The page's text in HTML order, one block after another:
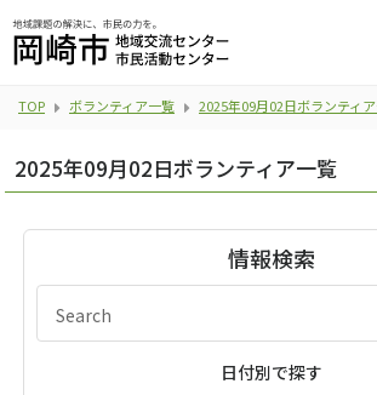
TOP ボランティア一覧 2025年09月02日ボランティ
2025年09月02日ボランティア一覧
情報検索
日付別で探す